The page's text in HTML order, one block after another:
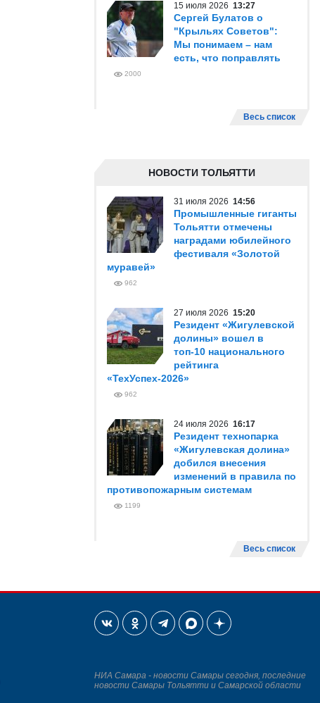
15 июля 2026 13:27
Сергей Булатов о
"Крыльях Советов":
Мы понимаем – нам
есть, что поправлять
2000
Весь список
НОВОСТИ ТОЛЬЯТТИ
31 июля 2026 14:56
Промышленные гиганты
Тольятти отмечены
наградами юбилейного
фестиваля «Золотой
муравей»
962
27 июля 2026 15:20
Резидент «Жигулевской
долины» вошел в
топ-10 национального
рейтинга
«ТехУспех-2026»
962
24 июля 2026 16:17
Резидент технопарка
«Жигулевская долина»
добился внесения
изменений в правила по
противопожарным системам
1199
Весь список
НИА Самара - новости Самары сегодня, последние
новости Самары Тольятти и Самарской области